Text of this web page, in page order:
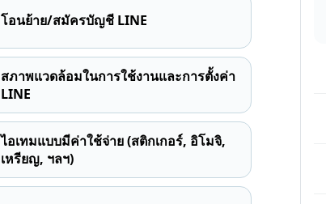
โอนย้าย/สมัครบัญชี LINE
สภาพแวดล้อมในการใช้งานและการตั้งค่า
LINE
ไอเทมแบบมีค่าใช้จ่าย (สติกเกอร์, อิโมจิ,
เหรียญ, ฯลฯ)